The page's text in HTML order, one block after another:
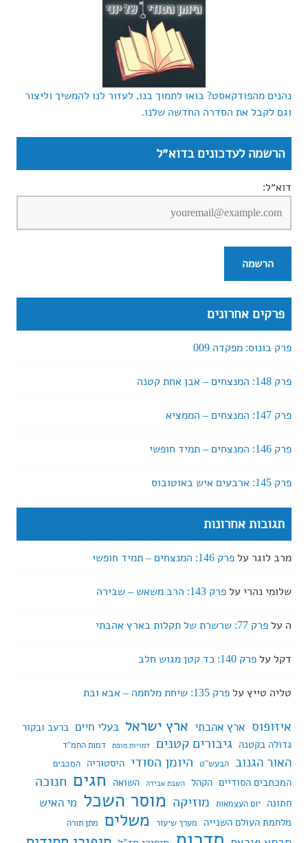
נהנים מהפודקאסט? בואו לתמוך בנו, לעזור לנו להמשיך וליצור
וגם לקבל את הסדרה החדשה שלנו.
הרשמה לעדכונים בדוא״ל
דוא״ל:
פרקים אחרונים
פרק בונוס: מפקדה 009
פרק 148: המנצחים – אבן אחת קטנה
פרק 147: המנצחים – הממציא
פרק 146: המנצחים – תמיד חופשי
פרק 145: ארבעים איש באוטובוס
תגובות אחרונות
מרב לוגר על פרק 146: המנצחים – תמיד חופשי
שלומי נהרי על פרק 143: הרב משאש – שבירה
ה על פרק 77: שרשרת של תקלות בארץ אהבתי
דקל על פרק 140: כד קטן מגוש חלב
טליה טייץעל פרק 135: שיחת מלחמה – אבא ובת
איזופוס ארץ אהבתי ארץ ישראל בעלי חיים ברעב ובקור
גדולה בקטנה גיבורים קטנים דמויות מופת דמות החמ"ד
האור הגנוב הבעש"ט היומן הסודי היסטוריה המכבים
המכתבים הסודיים הקהל השבת אבידה השואה חגים חנוכה
חתונה יום העצמאות מוזיקה מוסר השכל מי האיש
מלחמת העולם השנייה מערך שיעור משלים מתן תורה